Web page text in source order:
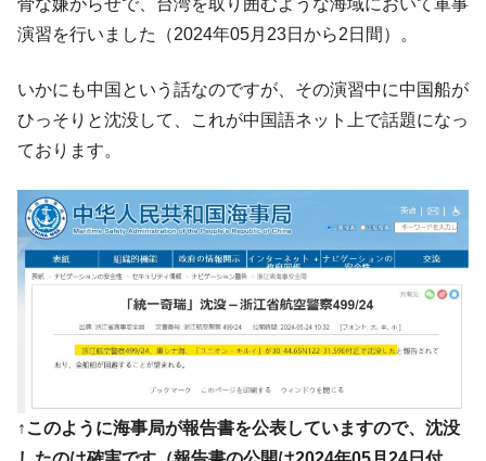
ル」まで拡大 ⇒ 海外資金の動きに強く左右される状態
い「50.5％」に上昇
『Money1』
韓国大統領府ボンクラ政策室長が告発され
た ⇒ 国家が行った恐るべき株価操作であり、空前の国政壟
『Money1』
韓国･警察職員が「丸刈りになって抗議活
動」
『Money1』
中国だけが鉄鋼輸出を異常増加させる ⇒ 中
国の過剰生産が世界を蝕む。
『Money1』
韓国製造業「半導体絶好調」のウラで他業
種は全般的「不調」⇒ PSIが示す現況は決して良くない。
【米韓激突案件】韓国消費者院が『クーパ
ン』1人当たり賠償10万ウォンを認定 ⇒ 総額3兆7,000億
韓国で猛暑。南東部では干ばつ
骨な嫌がらせで、台湾を取り囲むような海域において軍事
演習を行いました（2024年05月23日から2日間）。
いかにも中国という話なのですが、その演習中に中国船が
ひっそりと沈没して、これが中国語ネット上で話題になっ
ております。
↑このように海事局が報告書を公表していますので、沈没